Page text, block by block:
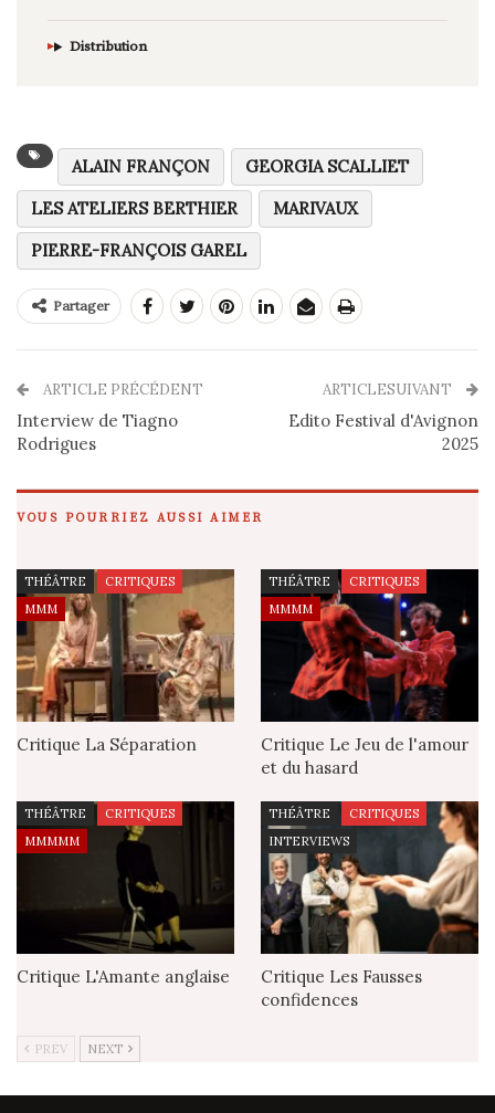
Distribution
ALAIN FRANÇON
GEORGIA SCALLIET
LES ATELIERS BERTHIER
MARIVAUX
PIERRE-FRANÇOIS GAREL
Partager
ARTICLE PRÉCÉDENT
Interview de Tiagno
Rodrigues
ARTICLESUIVANT
Edito Festival d'Avignon
2025
VOUS POURRIEZ AUSSI AIMER
THÉÂTRE
CRITIQUES
MMM
Critique La Séparation
THÉÂTRE
CRITIQUES
MMMM
Critique Le Jeu de l'amour
et du hasard
THÉÂTRE
CRITIQUES
MMMMM
Critique L'Amante anglaise
THÉÂTRE
CRITIQUES
INTERVIEWS
Critique Les Fausses
confidences
PREV NEXT